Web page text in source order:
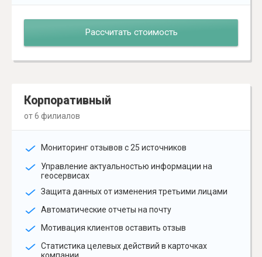
Рассчитать стоимость
Корпоративный
от 6 филиалов
Мониторинг отзывов с 25 источников
Управление актуальностью информации на
геосервисах
Защита данных от изменения третьими лицами
Автоматические отчеты на почту
Мотивация клиентов оставить отзыв
Статистика целевых действий в карточках